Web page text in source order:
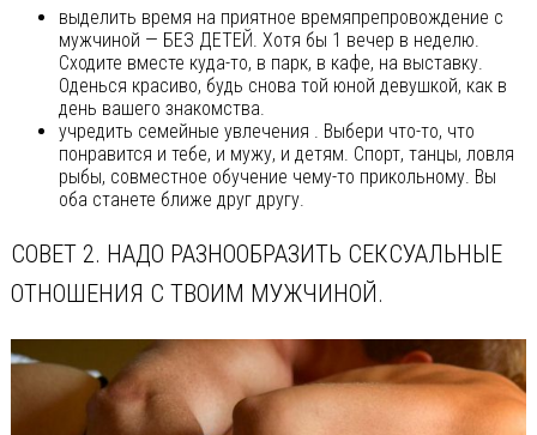
выделить время на приятное времяпрепровождение с
мужчиной — БЕЗ ДЕТЕЙ. Хотя бы 1 вечер в неделю.
Сходите вместе куда-то, в парк, в кафе, на выставку.
Оденься красиво, будь снова той юной девушкой, как в
день вашего знакомства.
учредить семейные увлечения . Выбери что-то, что
понравится и тебе, и мужу, и детям. Спорт, танцы, ловля
рыбы, совместное обучение чему-то прикольному. Вы
оба станете ближе друг другу.
СОВЕТ 2. НАДО РАЗНООБРАЗИТЬ СЕКСУАЛЬНЫЕ
ОТНОШЕНИЯ С ТВОИМ МУЖЧИНОЙ.